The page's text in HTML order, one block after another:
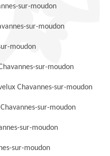
sur-moudon
sur-moudon
moudon
sur-moudon
Chavannes-sur-moudon
sur-moudon
sur-moudon
sur-moudon